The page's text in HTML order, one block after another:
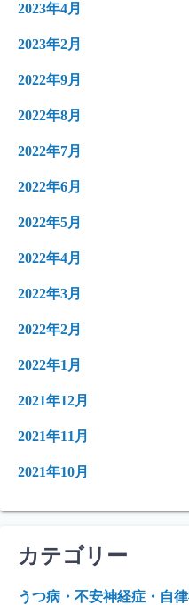
2023年4月
2023年2月
2022年9月
2022年8月
2022年7月
2022年6月
2022年5月
2022年4月
2022年3月
2022年2月
2022年1月
2021年12月
2021年11月
2021年10月
カテゴリー
うつ病・不安神経症・自